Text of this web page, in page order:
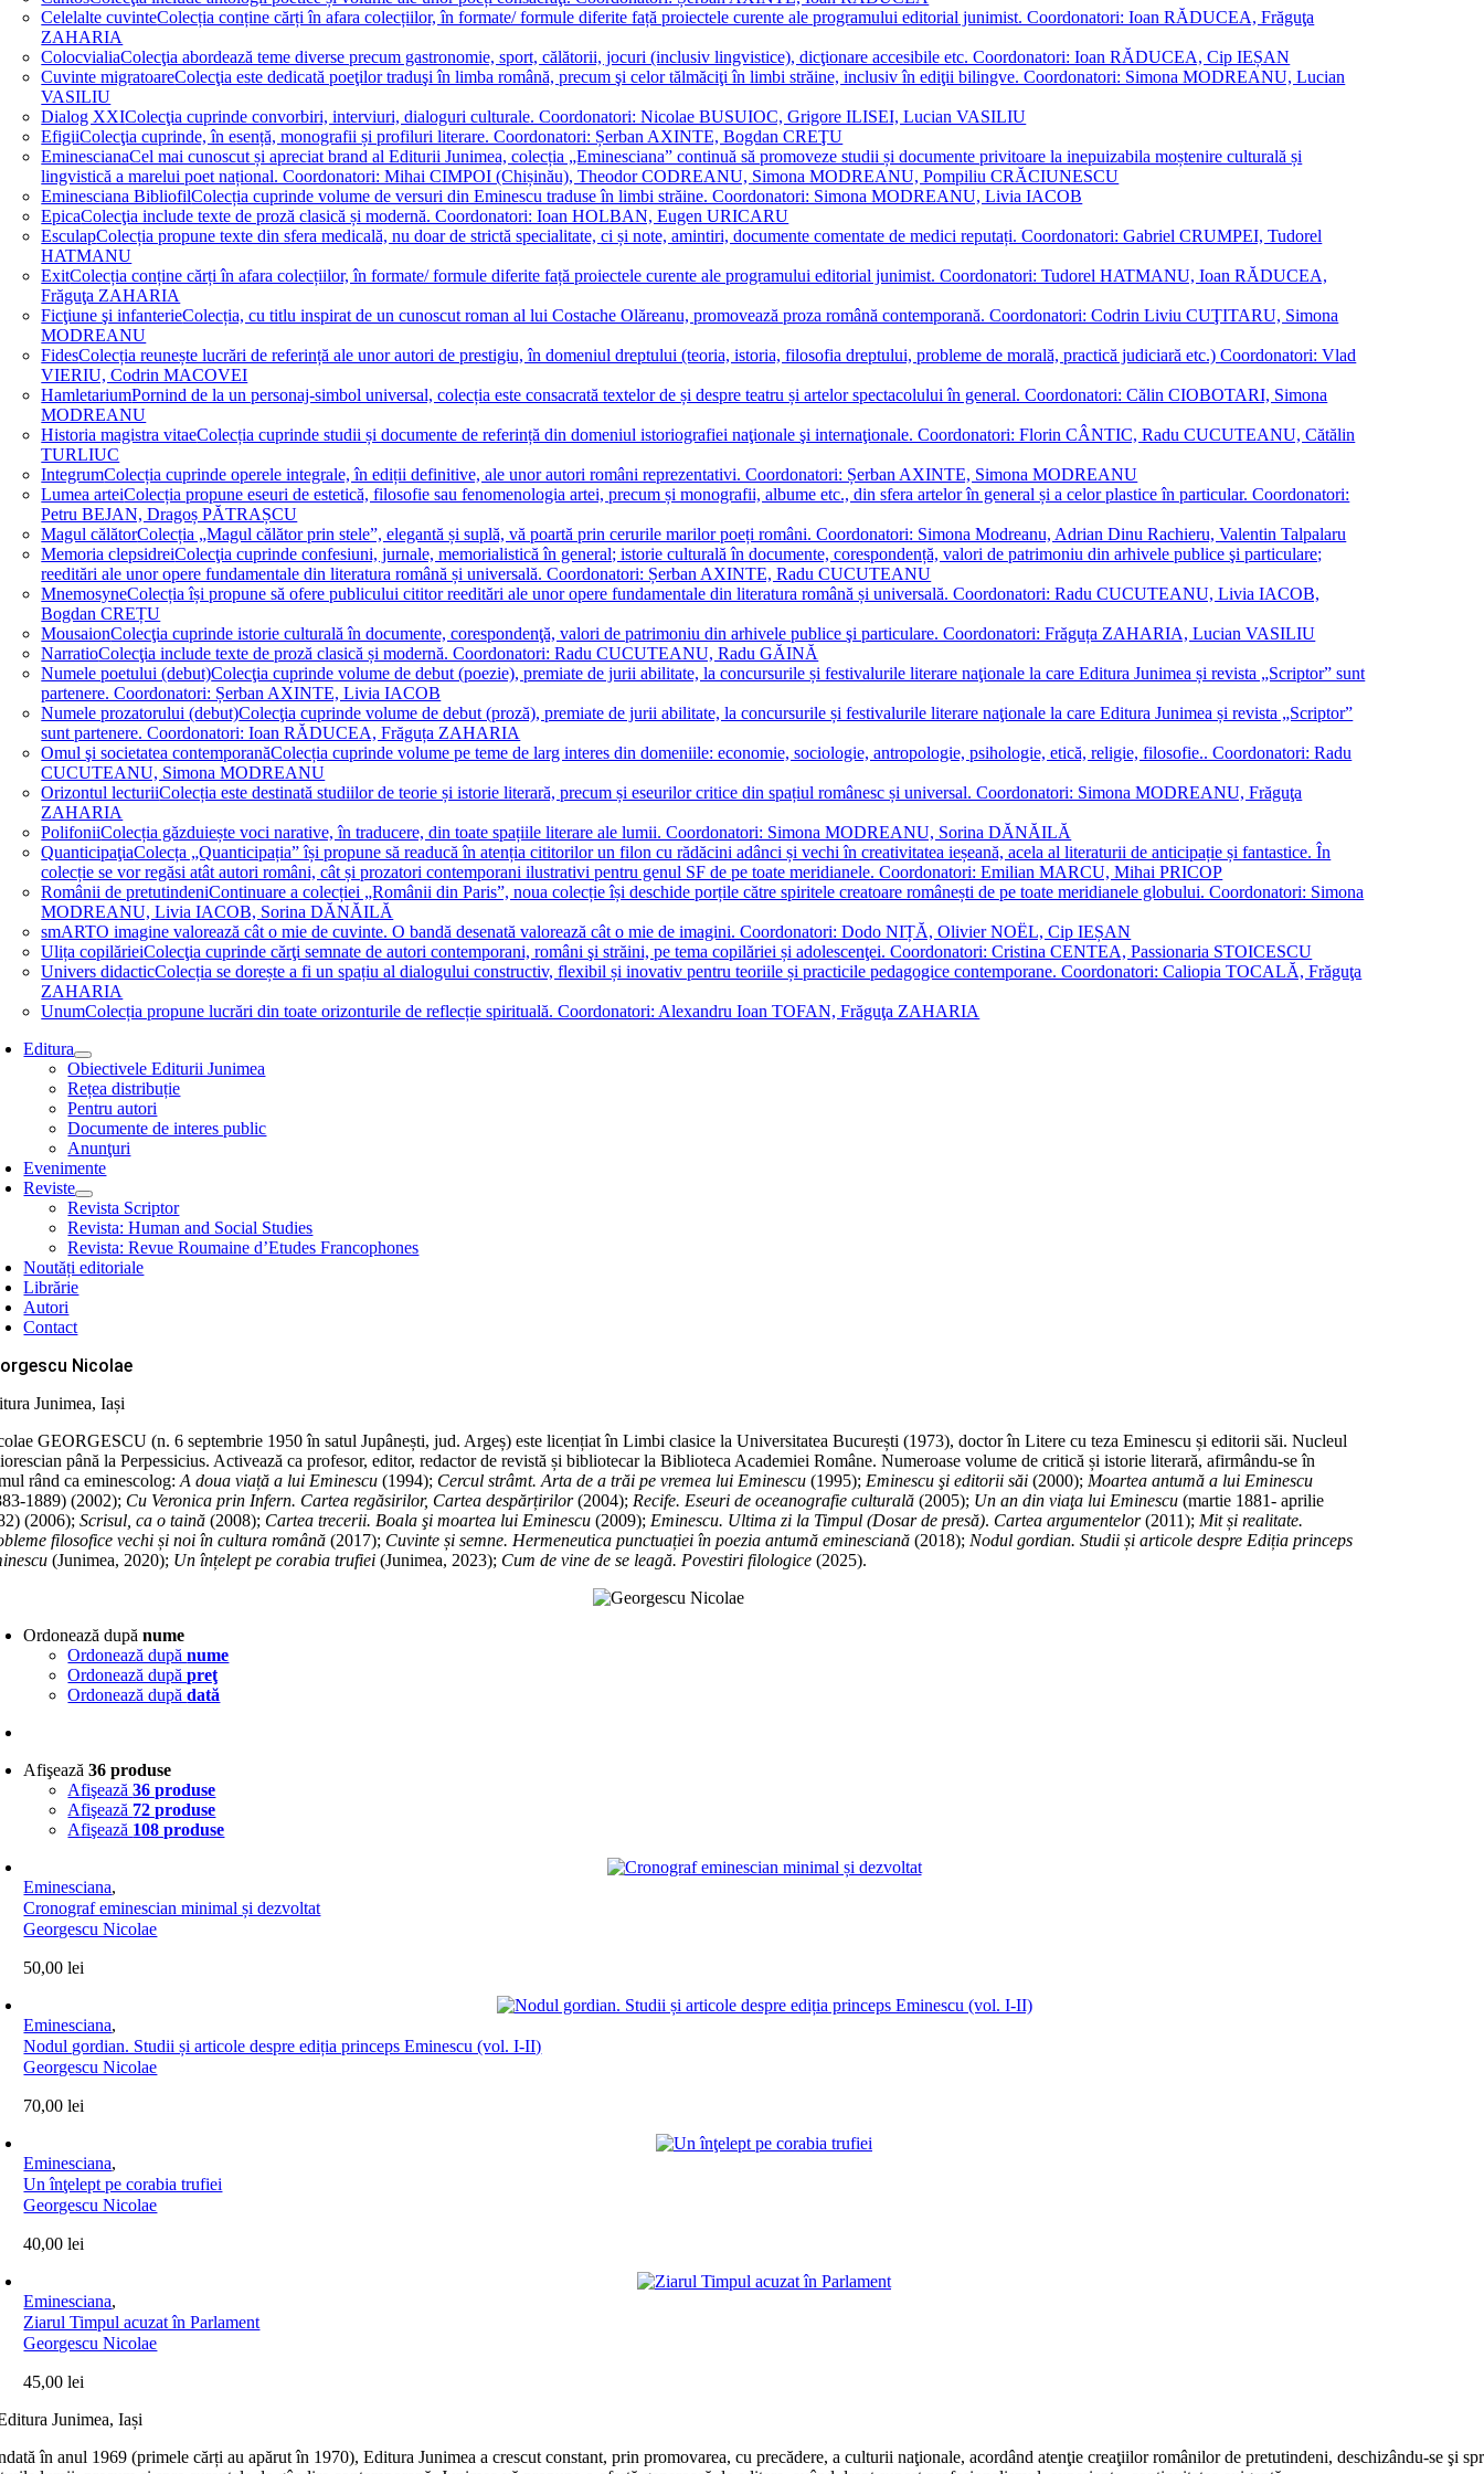
Celelalte cuvinteColecția conține cărți în afara colecțiilor, în formate/ formule diferite față proiectele curente ale programului editorial junimist. Coordonatori: Ioan RĂDUCEA, Frăguţa
ZAHARIA
ColocvialiaColecţia abordează teme diverse precum gastronomie, sport, călătorii, jocuri (inclusiv lingvistice), dicţionare accesibile etc. Coordonatori: Ioan RĂDUCEA, Cip IEȘAN
Cuvinte migratoareColecţia este dedicată poeţilor traduşi în limba română, precum şi celor tălmăciţi în limbi străine, inclusiv în ediţii bilingve. Coordonatori: Simona MODREANU, Lucian
VASILIU
Dialog XXIColecţia cuprinde convorbiri, interviuri, dialoguri culturale. Coordonatori: Nicolae BUSUIOC, Grigore ILISEI, Lucian VASILIU
EfigiiColecţia cuprinde, în esență, monografii și profiluri literare. Coordonatori: Șerban AXINTE, Bogdan CREŢU
EminescianaCel mai cunoscut și apreciat brand al Editurii Junimea, colecția „Eminesciana” continuă să promoveze studii și documente privitoare la inepuizabila moștenire culturală și
lingvistică a marelui poet național. Coordonatori: Mihai CIMPOI (Chișinău), Theodor CODREANU, Simona MODREANU, Pompiliu CRĂCIUNESCU
Eminesciana BibliofilColecția cuprinde volume de versuri din Eminescu traduse în limbi străine. Coordonatori: Simona MODREANU, Livia IACOB
EpicaColecţia include texte de proză clasică și modernă. Coordonatori: Ioan HOLBAN, Eugen URICARU
EsculapColecția propune texte din sfera medicală, nu doar de strictă specialitate, ci și note, amintiri, documente comentate de medici reputați. Coordonatori: Gabriel CRUMPEI, Tudorel
HATMANU
ExitColecția conține cărți în afara colecțiilor, în formate/ formule diferite față proiectele curente ale programului editorial junimist. Coordonatori: Tudorel HATMANU, Ioan RĂDUCEA,
Frăguţa ZAHARIA
Ficţiune şi infanterieColecția, cu titlu inspirat de un cunoscut roman al lui Costache Olăreanu, promovează proza română contemporană. Coordonatori: Codrin Liviu CUŢITARU, Simona
MODREANU
FidesColecția reunește lucrări de referință ale unor autori de prestigiu, în domeniul dreptului (teoria, istoria, filosofia dreptului, probleme de morală, practică judiciară etc.) Coordonatori: Vlad
VIERIU, Codrin MACOVEI
HamletariumPornind de la un personaj-simbol universal, colecția este consacrată textelor de și despre teatru și artelor spectacolului în general. Coordonatori: Călin CIOBOTARI, Simona
MODREANU
Historia magistra vitaeColecția cuprinde studii și documente de referință din domeniul istoriografiei naţionale şi internaţionale. Coordonatori: Florin CÂNTIC, Radu CUCUTEANU, Cătălin
TURLIUC
IntegrumColecția cuprinde operele integrale, în ediții definitive, ale unor autori români reprezentativi. Coordonatori: Șerban AXINTE, Simona MODREANU
Lumea arteiColecția propune eseuri de estetică, filosofie sau fenomenologia artei, precum și monografii, albume etc., din sfera artelor în general și a celor plastice în particular. Coordonatori:
Petru BEJAN, Dragoș PĂTRAȘCU
Magul călătorColecția „Magul călător prin stele”, elegantă și suplă, vă poartă prin cerurile marilor poeți români. Coordonatori: Simona Modreanu, Adrian Dinu Rachieru, Valentin Talpalaru
Memoria clepsidreiColecţia cuprinde confesiuni, jurnale, memorialistică în general; istorie culturală în documente, corespondență, valori de patrimoniu din arhivele publice şi particulare;
reeditări ale unor opere fundamentale din literatura română și universală. Coordonatori: Șerban AXINTE, Radu CUCUTEANU
MnemosyneColecția își propune să ofere publicului cititor reeditări ale unor opere fundamentale din literatura română și universală. Coordonatori: Radu CUCUTEANU, Livia IACOB,
Bogdan CREȚU
MousaionColecţia cuprinde istorie culturală în documente, corespondenţă, valori de patrimoniu din arhivele publice şi particulare. Coordonatori: Frăguța ZAHARIA, Lucian VASILIU
NarratioColecţia include texte de proză clasică și modernă. Coordonatori: Radu CUCUTEANU, Radu GĂINĂ
Numele poetului (debut)Colecţia cuprinde volume de debut (poezie), premiate de jurii abilitate, la concursurile și festivalurile literare naţionale la care Editura Junimea și revista „Scriptor” sunt
partenere. Coordonatori: Șerban AXINTE, Livia IACOB
Numele prozatorului (debut)Colecţia cuprinde volume de debut (proză), premiate de jurii abilitate, la concursurile și festivalurile literare naţionale la care Editura Junimea și revista „Scriptor”
sunt partenere. Coordonatori: Ioan RĂDUCEA, Frăguța ZAHARIA
Omul şi societatea contemporanăColecția cuprinde volume pe teme de larg interes din domeniile: economie, sociologie, antropologie, psihologie, etică, religie, filosofie.. Coordonatori: Radu
CUCUTEANU, Simona MODREANU
Orizontul lecturiiColecția este destinată studiilor de teorie și istorie literară, precum și eseurilor critice din spațiul românesc și universal. Coordonatori: Simona MODREANU, Frăguţa
ZAHARIA
PolifoniiColecția găzduiește voci narative, în traducere, din toate spațiile literare ale lumii. Coordonatori: Simona MODREANU, Sorina DĂNĂILĂ
QuanticipaţiaColecța „Quanticipația” își propune să readucă în atenția cititorilor un filon cu rădăcini adânci și vechi în creativitatea ieșeană, acela al literaturii de anticipație și fantastice. În
colecție se vor regăsi atât autori români, cât și prozatori contemporani ilustrativi pentru genul SF de pe toate meridianele. Coordonatori: Emilian MARCU, Mihai PRICOP
Românii de pretutindeniContinuare a colecției „Românii din Paris”, noua colecție își deschide porțile către spiritele creatoare românești de pe toate meridianele globului. Coordonatori: Simona
MODREANU, Livia IACOB, Sorina DĂNĂILĂ
smARTO imagine valorează cât o mie de cuvinte. O bandă desenată valorează cât o mie de imagini. Coordonatori: Dodo NIȚĂ, Olivier NOËL, Cip IEȘAN
Ulița copilărieiColecţia cuprinde cărţi semnate de autori contemporani, români şi străini, pe tema copilăriei și adolescenţei. Coordonatori: Cristina CENTEA, Passionaria STOICESCU
Univers didacticColecția se dorește a fi un spațiu al dialogului constructiv, flexibil și inovativ pentru teoriile și practicile pedagogice contemporane. Coordonatori: Caliopia TOCALĂ, Frăguţa
ZAHARIA
UnumColecția propune lucrări din toate orizonturile de reflecție spirituală. Coordonatori: Alexandru Ioan TOFAN, Frăguţa ZAHARIA
Editura
Obiectivele Editurii Junimea
Rețea distribuție
Pentru autori
Documente de interes public
Anunţuri
Evenimente
Reviste
Revista Scriptor
Revista: Human and Social Studies
Revista: Revue Roumaine d’Etudes Francophones
Noutăți editoriale
Librărie
Autori
Contact
Nicolae
Junimea, Iași
GEORGESCU (n. 6 septembrie 1950 în satul Jupânești, jud. Argeș) este licențiat în Limbi clasice la Universitatea București (1973), doctor în Litere cu teza Eminescu și editorii săi. Nucleul
până la Perpessicius. Activează ca profesor, editor, redactor de revistă și bibliotecar la Biblioteca Academiei Române. Numeroase volume de critică și istorie literară, afirmându-se în
rând ca eminescolog:A doua viață a lui Eminescu (1994); Cercul strâmt. Arta de a trăi pe vremea lui Eminescu (1995); Eminescu şi editorii săi (2000); Moartea antumă a lui Eminescu
1889) (2002); Cu Veronica prin Infern. Cartea regăsirilor, Cartea despărțirilor(2004); Recife. Eseuri de oceanografie culturală(2005); Un an din viaţa lui Eminescu(martie 1881- aprilie
(2006);Scrisul, ca o taină (2008); Cartea trecerii. Boala şi moartea lui Eminescu(2009); Eminescu. Ultima zi la Timpul (Dosar de presă). Cartea argumentelor(2011); Mit și realitate.
filosofice vechi și noi în cultura română (2017); Cuvinte și semne. Hermeneutica punctuației în poezia antumă eminesciană(2018); Nodul gordian. Studii și articole despre Ediția princeps
(Junimea, 2020); Un înțelept pe corabia trufiei (Junimea, 2023); Cum de vine de se leagă. Povestiri filologice(2025).
Ordonează dupănume
Ordonează dupănume
Ordonează dupăpreţ
Ordonează dupădată
Afişează36 produse
Afişează36 produse
Afişează 72 produse
Afişează 108 produse
Eminesciana,
Cronograf eminescian minimal și dezvoltat
Georgescu Nicolae
50,00lei
Eminesciana,
Nodul gordian. Studii și articole despre ediția princeps Eminescu (vol. I-II)
Georgescu Nicolae
70,00lei
Eminesciana,
Un înţelept pe corabia trufiei
Georgescu Nicolae
40,00lei
Eminesciana,
Ziarul Timpul acuzat în Parlament
Georgescu Nicolae
45,00lei
în anul 1969 (primele cărți au apărut în 1970), Editura Junimea a crescut constant, prin promovarea, cu precădere, a culturii naţionale, acordând atenţie creaţiilor românilor de pretutindeni, deschizându-se şi